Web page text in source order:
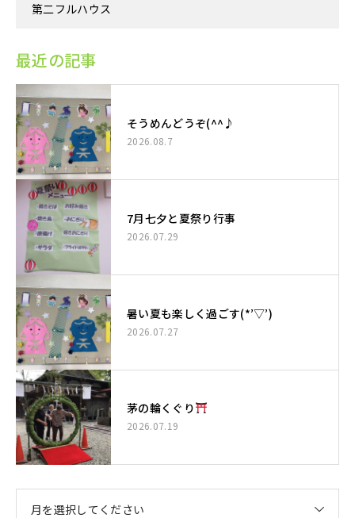
第二フルハウス
最近の記事
そうめんどうぞ(^^♪
2026.08.7
7月七夕と夏祭り行事
2026.07.29
暑い夏も楽しく過ごす(*’▽’)
2026.07.27
茅の輪くぐり
2026.07.19
月を選択してください